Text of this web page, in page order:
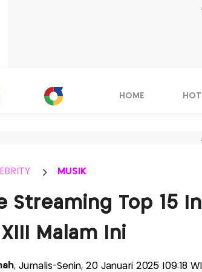
HOME
MUSIK
Streaming Top 15
Malam Ini
, Jurnalis-Senin, 20 Januari 2025 |09:18